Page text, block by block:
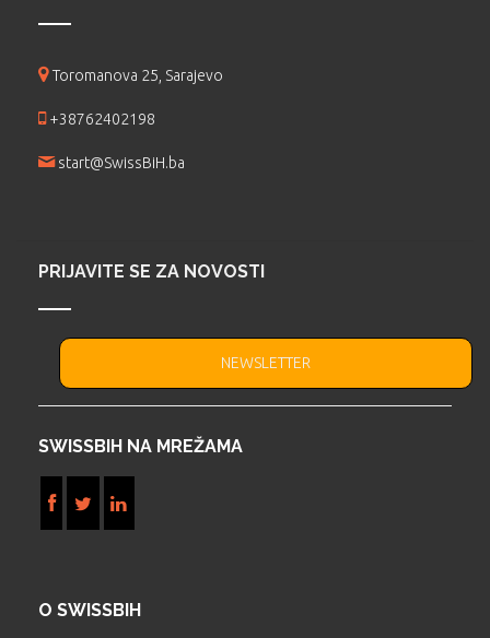
Toromanova 25, Sarajevo
+38762402198
start@SwissBiH.ba
PRIJAVITE SE ZA NOVOSTI
NEWSLETTER
SWISSBIH NA MREŽAMA
O SWISSBIH